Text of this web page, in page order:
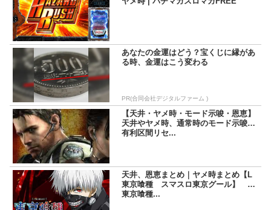
あなたの金運はどう？宝くじに縁があ
る時、金運はこう変わる
PR(合同会社デジタルファーム )
【天井・ヤメ時・モード示唆・恩恵】
天井やヤメ時、通常時のモード示唆、
有利区間リセ...
天井、恩恵まとめ｜ヤメ時まとめ【L
東京喰種 スマスロ東京グール】 L
東京喰種...